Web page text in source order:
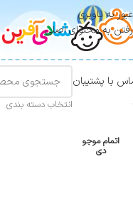
عبور به ناوبری
رفتن به محتوای اصلی
با پشتیبان
انتخاب دسته بندی
اتمام موجو
دی